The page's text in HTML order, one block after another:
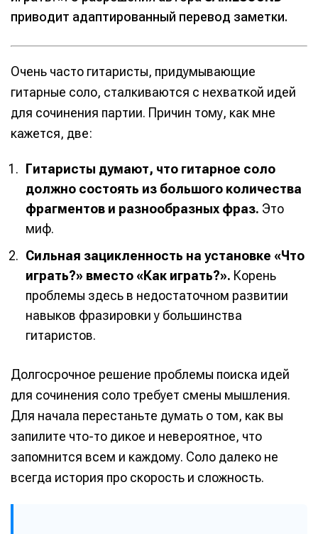
приводит адаптированный перевод заметки.
Очень часто гитаристы, придумывающие
гитарные соло, сталкиваются с нехваткой идей
для сочинения партии. Причин тому, как мне
кажется, две:
Гитаристы думают, что гитарное соло
должно состоять из большого количества
фрагментов и разнообразных фраз. Это
миф.
Сильная зацикленность на установке «Что
играть?» вместо «Как играть?». Корень
проблемы здесь в недостаточном развитии
навыков фразировки у большинства
гитаристов.
Долгосрочное решение проблемы поиска идей
для сочинения соло требует смены мышления.
Для начала перестаньте думать о том, как вы
запилите что-то дикое и невероятное, что
запомнится всем и каждому. Соло далеко не
всегда история про скорость и сложность.